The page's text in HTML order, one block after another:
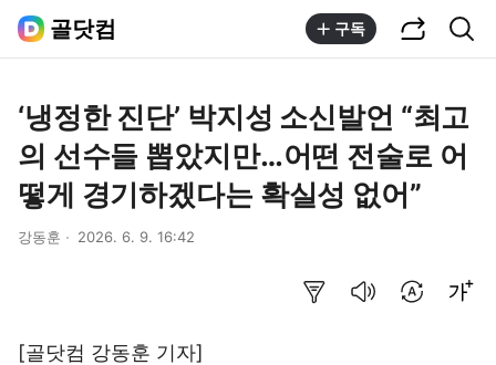
골닷컴 구독
‘냉정한 진단’ 박지성 소신발언 “최고
의 선수들 뽑았지만…어떤 전술로 어
떻게 경기하겠다는 확실성 없어”
강동훈 2026. 6. 9. 16:42
[골닷컴 강동훈 기자]